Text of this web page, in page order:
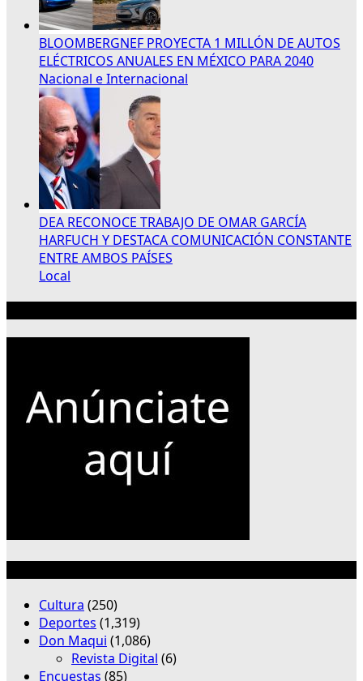
BLOOMBERGNEF PROYECTA 1 MILLÓN DE AUTOS
ELÉCTRICOS ANUALES EN MÉXICO PARA 2040
Nacional e Internacional
DEA RECONOCE TRABAJO DE OMAR GARCÍA
HARFUCH Y DESTACA COMUNICACIÓN CONSTANTE
ENTRE AMBOS PAÍSES
Local
Cultura (250)
Deportes (1,319)
Don Maqui (1,086)
Revista Digital (6)
Encuestas (85)